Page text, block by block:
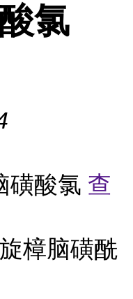
氯
磺酸氯 查
樟脑磺酰